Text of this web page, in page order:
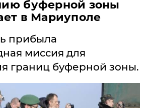
буферной зоны
в Мариуполе
прибыла
миссия для
границ буферной зоны.